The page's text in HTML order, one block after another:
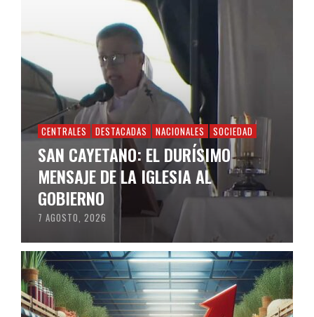
CENTRALES DESTACADAS NACIONALES SOCIEDAD
SAN CAYETANO: EL DURÍSIMO
MENSAJE DE LA IGLESIA AL
GOBIERNO
7 AGOSTO, 2026